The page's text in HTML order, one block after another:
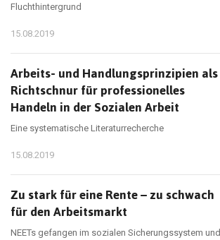
Fluchthintergrund
15.08.2019
Arbeits- und Handlungsprinzipien als
Richtschnur für professionelles
Handeln in der Sozialen Arbeit
Eine systematische Literaturrecherche
15.08.2019
Zu stark für eine Rente – zu schwach
für den Arbeitsmarkt
NEETs gefangen im sozialen Sicherungssystem und